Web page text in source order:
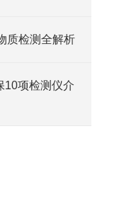
质检测全解析
10项检测仪介